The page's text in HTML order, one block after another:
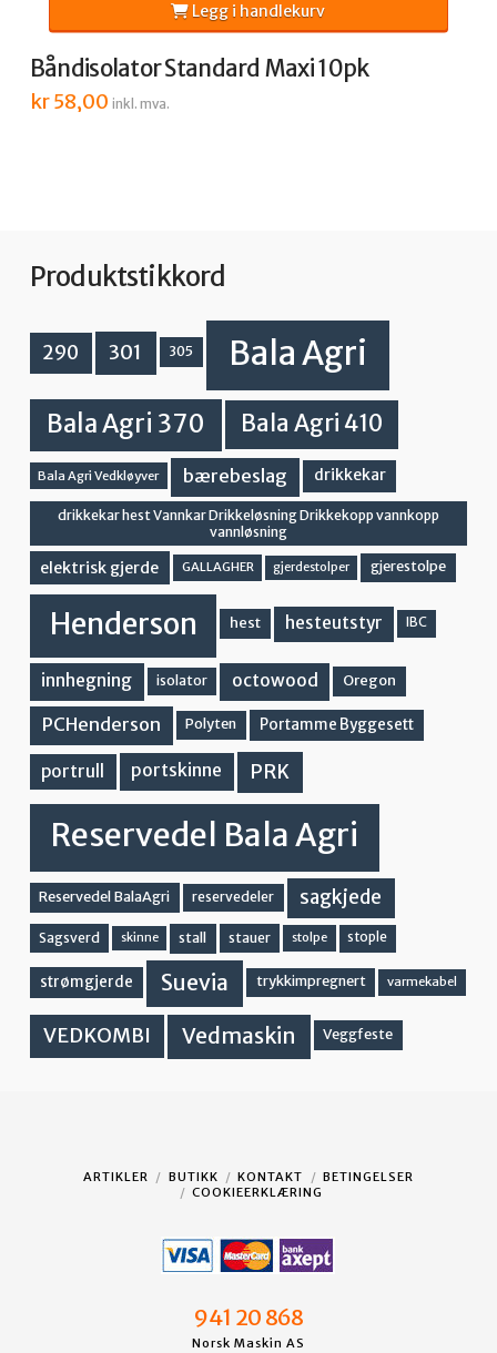
Båndisolator Standard Maxi 10pk
kr58,00 inkl. mva.
Legg i handlekurv
Produktstikkord
290 301 305 Bala Agri
Bala Agri 370 Bala Agri 410
Bala Agri Vedkløyver bærebeslag drikkekar
drikkekar hest Vannkar Drikkeløsning Drikkekopp vannkopp
vannløsning
elektrisk gjerde GALLAGHER gjerdestolper gjerestolpe
Henderson hest hesteutstyr IBC
innhegning isolator octowood Oregon
PCHenderson Polyten Portamme Byggesett
portrull portskinne PRK
Reservedel Bala Agri
Reservedel BalaAgri reservedeler sagkjede
Sagsverd skinne stall stauer stolpe stople
strømgjerde Suevia trykkimpregnert varmekabel
VEDKOMBI Vedmaskin Veggfeste
ARTIKLER BUTIKK KONTAKT
BETINGELSER
COOKIEERKLÆRING
941 20 868
Norsk Maskin AS